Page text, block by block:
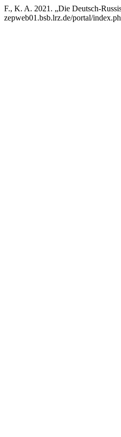
F., K. A. 2021. „Die Deutsch-
zepweb01.bsb.lrz.de/portal/